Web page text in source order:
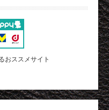
おススメサイト